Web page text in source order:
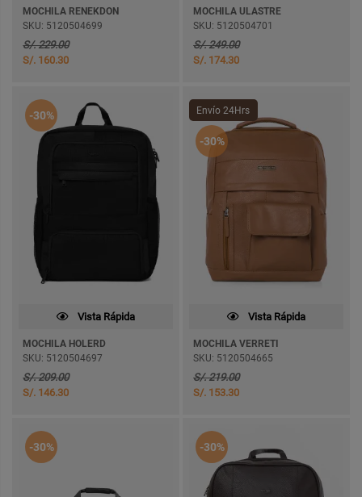
MOCHILA RENEKDON
SKU: 5120504699
S/. 229.00
S/. 160.30
MOCHILA ULASTRE
SKU: 5120504701
S/. 249.00
S/. 174.30
-30%
Vista Rápida
MOCHILA HOLERD
SKU: 5120504697
S/. 209.00
S/. 146.30
Envío 24Hrs
-30%
Vista Rápida
MOCHILA VERRETI
SKU: 5120504665
S/. 219.00
S/. 153.30
-30% -30%